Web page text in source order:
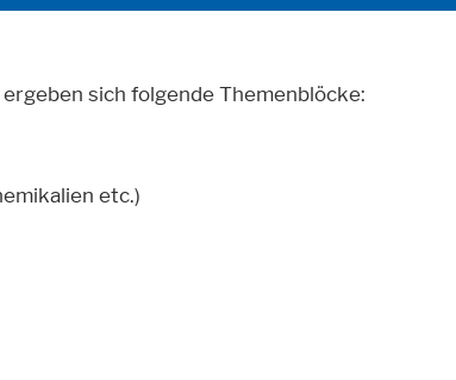
sich folgende Themenblöcke:
etc.)